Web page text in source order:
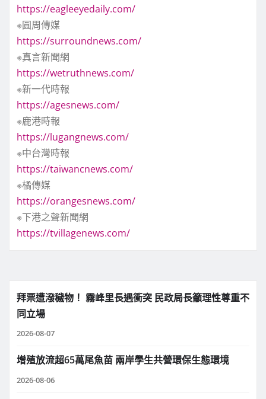
https://eagleeyedaily.com/
※圓周傳媒
https://surroundnews.com/
※真言新聞網
https://wetruthnews.com/
※新一代時報
https://agesnews.com/
※鹿港時報
https://lugangnews.com/
※中台灣時報
https://taiwancnews.com/
※橘傳媒
https://orangesnews.com/
※下港之聲新聞網
https://tvillagenews.com/
拜票遭潑穢物！ 霧峰里長遇衝突 民政局長籲理性尊重不
同立場
2026-08-07
增殖放流超65萬尾魚苗 兩岸學生共營環保生態環境
2026-08-06